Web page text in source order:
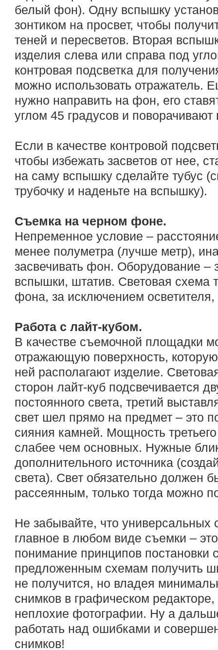
белый фон). Одну вспышку
зонтиком на просвет, чтобы
теней и пересветов. Вторая
изделия слева или справа под
контровая подсветка для
можно использовать отражатель.
нужно направить на фон, его
углом 45 градусов и
Если в качестве контровой
чтобы избежать засветов от нее,
на саму вспышку сделайте тубус
трубочку и наденьте на вспышку).
Съемка на черном фоне.
Непременное условие –
менее полуметра (лучше метр),
засвечивать фон. Оборудование –
вспышки, штатив. Световая схема
фона, за исключением
Работа с лайт-кубом.
В качестве съемочной площадки
отражающую поверхность,
ней располагают изделие.
сторон лайт-куб подсвечивается
постоянного света, третий
свет шел прямо на предмет – это
сияния камней. Мощность
слабее чем основных. Нужные
дополнительного источника
света). Свет обязательно должен
рассеянным, только тогда можно
Не забывайте, что универсальных
главное в любом виде съемки –
понимание принципов постановки
предложенным схемам получить
не получится, но владея
снимков в графическом
неплохие фотографии. Ну а
работать над ошибками и
снимков!